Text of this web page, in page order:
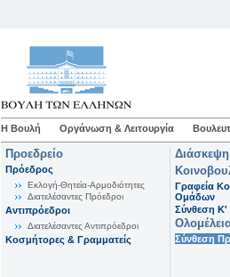
Η Βουλή Οργάνωση & Λειτουργία
Προεδρείο
Πρόεδρος
Εκλογή-Θητεία-Αρμοδιότητες
Διατελέσαντες Πρόεδροι
Αντιπρόεδροι
Διατελέσαντες Αντιπρόεδροι
Κοσμήτορες & Γραμματείς
Γραφεία
Ομάδων
Σύνθεση K'
Σύνθεση